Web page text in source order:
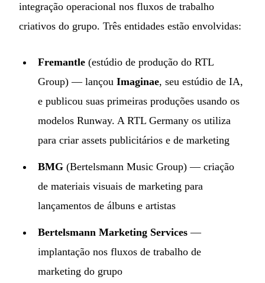
integração operacional nos fluxos de trabalho
criativos do grupo. Três entidades estão envolvidas:
Fremantle (estúdio de produção do RTL
Group) — lançou Imaginae, seu estúdio de IA,
e publicou suas primeiras produções usando os
modelos Runway. A RTL Germany os utiliza
para criar assets publicitários e de marketing
BMG (Bertelsmann Music Group) — criação
de materiais visuais de marketing para
lançamentos de álbuns e artistas
Bertelsmann Marketing Services —
implantação nos fluxos de trabalho de
marketing do grupo